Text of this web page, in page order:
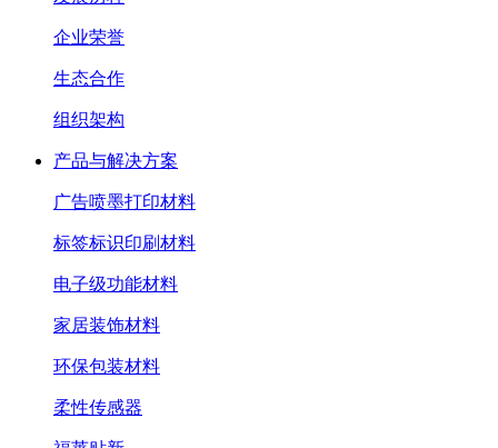
企业荣誉
生态合作
组织架构
产品与解决方案
广告喷墨打印材料
标签标识印刷材料
电子级功能材料
家居装饰材料
环保包装材料
柔性传感器